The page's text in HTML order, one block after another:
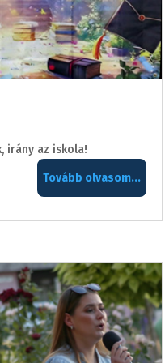
irány az iskola!
Tovább olvasom...